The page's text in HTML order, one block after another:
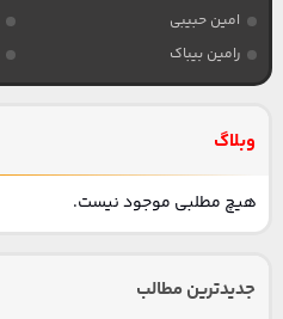
امین حبیبی
رامین بیباک
وبلاگ
هیچ مطلبی موجود نیست.
جدیدترین مطالب